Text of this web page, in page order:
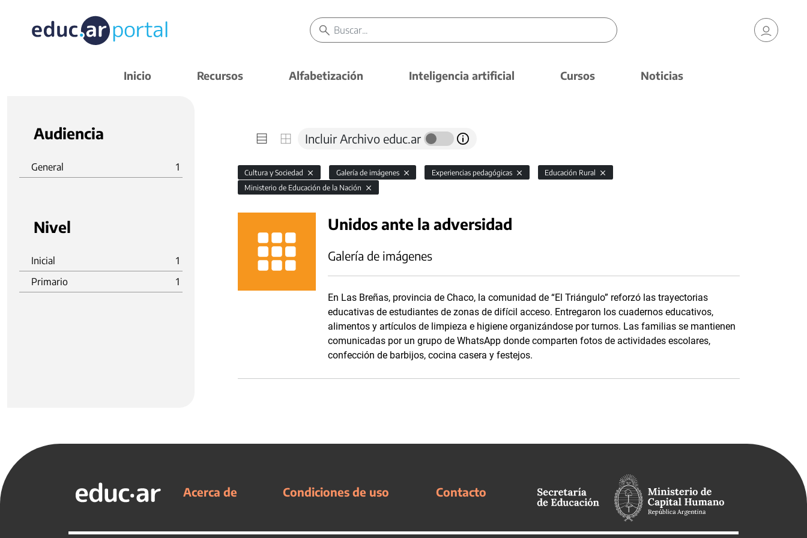
Inicio Recursos Alfabetización Inteligencia artificial Cursos Noticias
Audiencia
General 1
Nivel
Inicial
1
Primario
1
Incluir Archivo educ.ar
Cultura y Sociedad Galería de imágenes Experiencias pedagógicas
Educación Rural
Ministerio de Educación de la Nación
Unidos ante la adversidad
Galería de imágenes
En Las Breñas, provincia de Chaco, la comunidad de “El Triángulo” reforzó las trayectorias
educativas de estudiantes de zonas de difícil acceso. Entregaron los cuadernos educativos,
alimentos y artículos de limpieza e higiene organizándose por turnos. Las familias se mantienen
comunicadas por un grupo de WhatsApp donde comparten fotos de actividades escolares,
confección de barbijos, cocina casera y festejos.
Acerca de Condiciones de uso Contacto